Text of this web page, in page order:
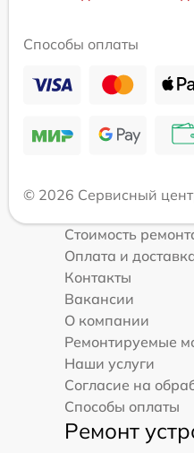
Способы оплаты
© 2026 Сервисный
Стоимость
Оплата и
Контакты
Вакансии
О компании
Ремонтируемые
Наши услуги
Согласие на
Способы оплаты
Ремонт